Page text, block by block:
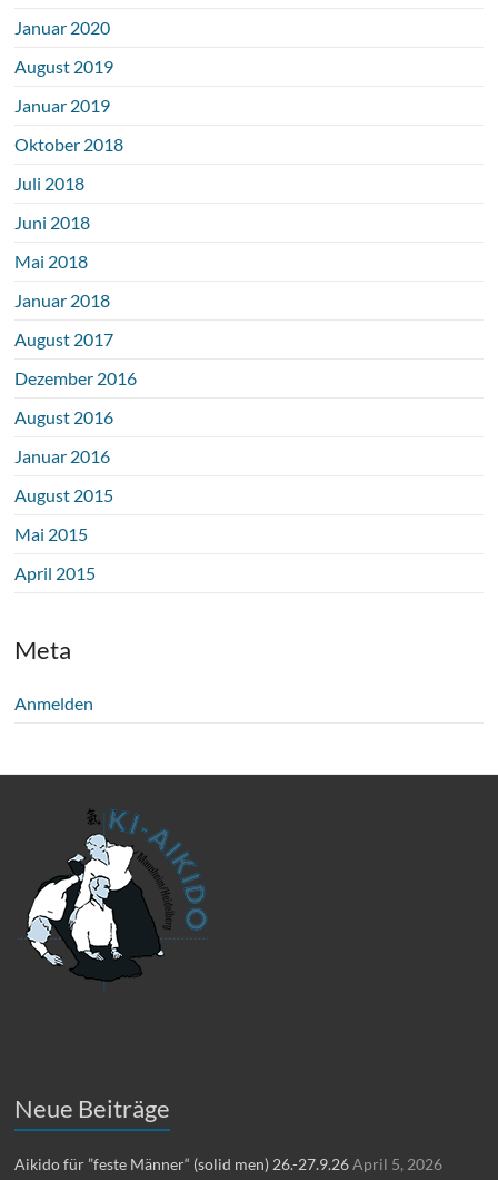
Januar 2020
August 2019
Januar 2019
Oktober 2018
Juli 2018
Juni 2018
Mai 2018
Januar 2018
August 2017
Dezember 2016
August 2016
Januar 2016
August 2015
Mai 2015
April 2015
Meta
Anmelden
Neue Beiträge
Aikido für ”feste Männer“ (solid men) 26.-27.9.26 April 5, 2026